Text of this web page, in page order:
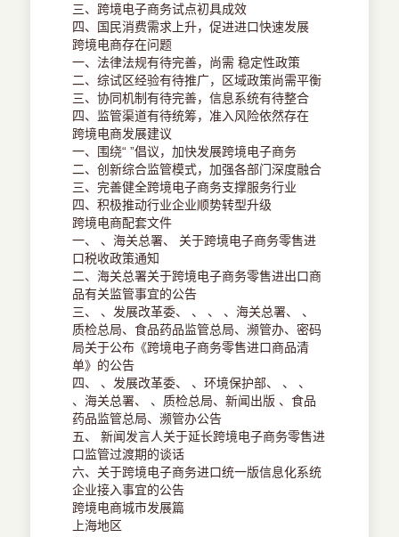
三、跨境电子商务试点初具成效
四、国民消费需求上升，促进进口快速发展
跨境电商存在问题
一、法律法规有待完善，尚需 稳定性政策
二、综试区经验有待推广，区域政策尚需平衡
三、协同机制有待完善，信息系统有待整合
四、监管渠道有待统筹，准入风险依然存在
跨境电商发展建议
一、围绕“ ”倡议，加快发展跨境电子商务
二、创新综合监管模式，加强各部门深度融合
三、完善健全跨境电子商务支撑服务行业
四、积极推动行业企业顺势转型升级
跨境电商配套文件
一、 、海关总署、 关于跨境电子商务零售进
口税收政策通知
二、海关总署关于跨境电子商务零售进出口商
品有关监管事宜的公告
三、 、发展改革委、 、 、 、海关总署、 、
质检总局、食品药品监管总局、濒管办、密码
局关于公布《跨境电子商务零售进口商品清
单》的公告
四、 、发展改革委、 、环境保护部、 、 、
、海关总署、 、质检总局、新闻出版 、食品
药品监管总局、濒管办公告
五、 新闻发言人关于延长跨境电子商务零售进
口监管过渡期的谈话
六、关于跨境电子商务进口统一版信息化系统
企业接入事宜的公告
跨境电商城市发展篇
上海地区